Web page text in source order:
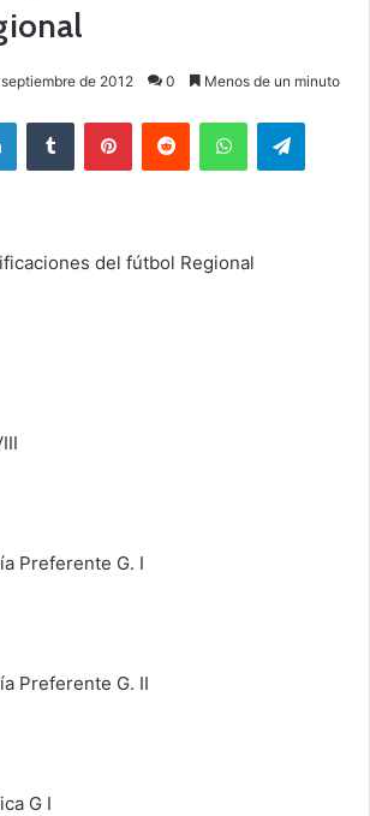
de 2012 0 Menos de un minuto
del fútbol Regional
Preferente G. I
Preferente G. II
G I